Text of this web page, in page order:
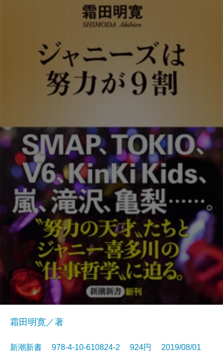
霜田明寛／著
新潮新書 978-4-10-610824-2 924円 2019/08/01